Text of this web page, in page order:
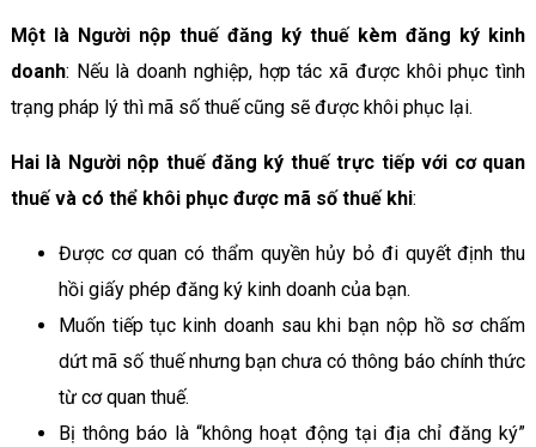
Một là Người nộp thuế đăng ký thuế kèm đăng ký kinh
doanh: Nếu là doanh nghiệp, hợp tác xã được khôi phục tình
trạng pháp lý thì mã số thuế cũng sẽ được khôi phục lại.
Hai là Người nộp thuế đăng ký thuế trực tiếp với cơ quan
thuế và có thể khôi phục được mã số thuế khi:
Được cơ quan có thẩm quyền hủy bỏ đi quyết định thu
hồi giấy phép đăng ký kinh doanh của bạn.
Muốn tiếp tục kinh doanh sau khi bạn nộp hồ sơ chấm
dứt mã số thuế nhưng bạn chưa có thông báo chính thức
từ cơ quan thuế.
Bị thông báo là “không hoạt động tại địa chỉ đăng ký”